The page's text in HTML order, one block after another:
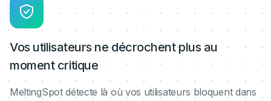
Vos utilisateurs ne décrochent plus au
moment critique
MeltingSpot détecte là où vos utilisateurs bloquent dans